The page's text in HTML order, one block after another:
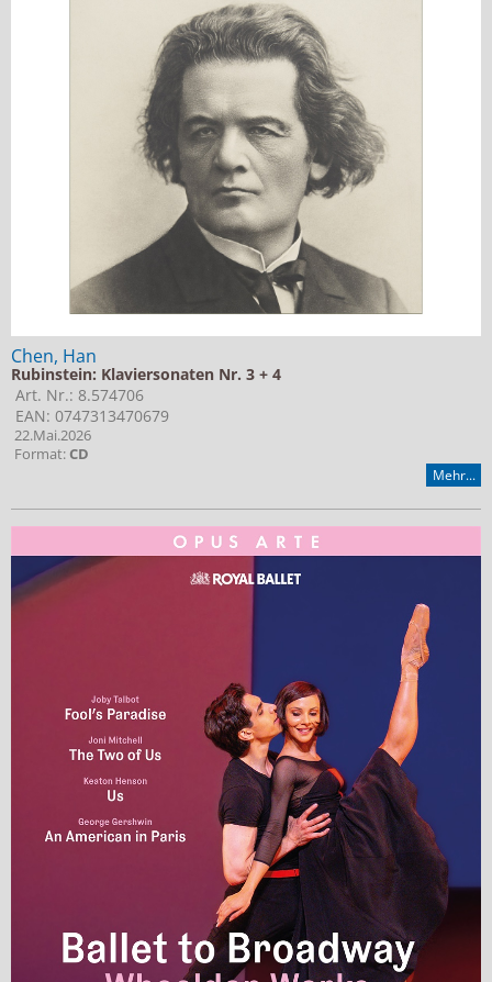
Chen, Han
Rubinstein: Klaviersonaten Nr. 3 + 4
Art. Nr.: 8.574706
EAN: 0747313470679
22.Mai.2026
Format:CD
Mehr...